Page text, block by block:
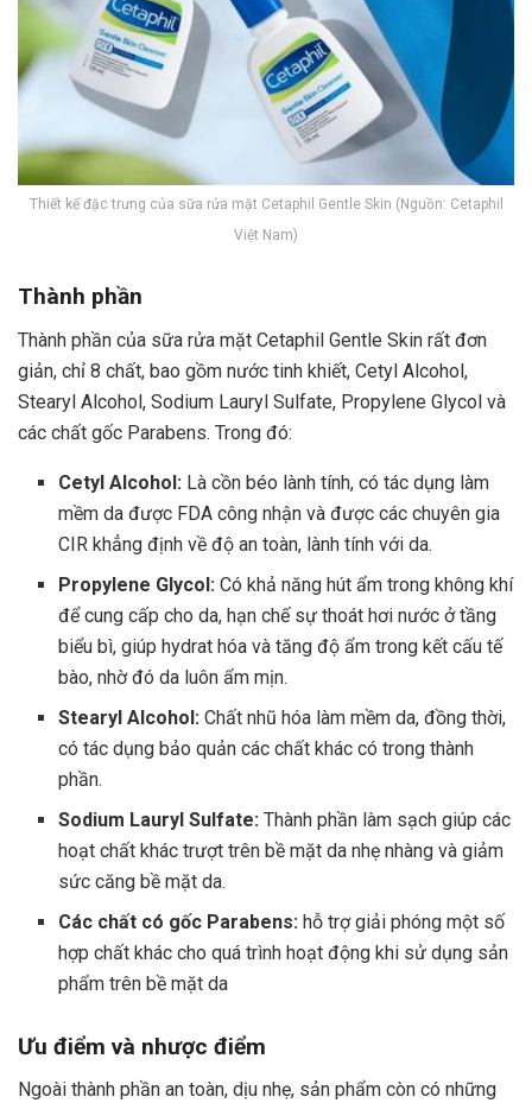
Thiết kế đặc trưng của sữa rửa mặt Cetaphil Gentle Skin (Nguồn: Cetaphil
Việt Nam)
Thành phần
Thành phần của sữa rửa mặt Cetaphil Gentle Skin rất đơn
giản, chỉ 8 chất, bao gồm nước tinh khiết, Cetyl Alcohol,
Stearyl Alcohol, Sodium Lauryl Sulfate, Propylene Glycol và
các chất gốc Parabens. Trong đó:
Cetyl Alcohol: Là cồn béo lành tính, có tác dụng làm
mềm da được FDA công nhận và được các chuyên gia
CIR khẳng định về độ an toàn, lành tính với da.
Propylene Glycol: Có khả năng hút ẩm trong không khí
để cung cấp cho da, hạn chế sự thoát hơi nước ở tầng
biểu bì, giúp hydrat hóa và tăng độ ẩm trong kết cấu tế
bào, nhờ đó da luôn ẩm mịn.
Stearyl Alcohol:Chất nhũ hóa làm mềm da, đồng thời,
có tác dụng bảo quản các chất khác có trong thành
phần.
Sodium Lauryl Sulfate:Thành phần làm sạch giúp các
hoạt chất khác trượt trên bề mặt da nhẹ nhàng và giảm
sức căng bề mặt da.
Các chất có gốc Parabens: hỗ trợ giải phóng một số
hợp chất khác cho quá trình hoạt động khi sử dụng sản
phẩm trên bề mặt da
Ưu điểm và nhược điểm
Ngoài thành phần an toàn, dịu nhẹ, sản phẩm còn có những